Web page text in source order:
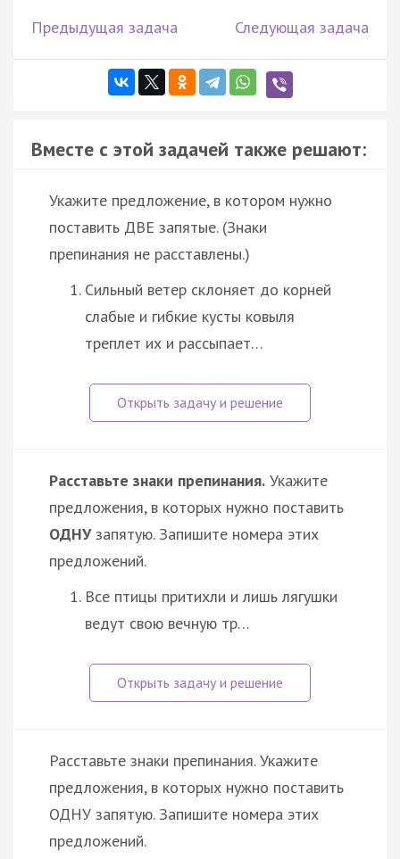
Предыдущая задача Следующая задача
Вместе с этой задачей также решают:
Укажите предложение, в котором нужно
поставить ДВЕ запятые. (Знаки
препинания не расставлены.)
Сильный ветер склоняет до корней
слабые и гибкие кусты ковыля
треплет их и рассыпает…
Расставьте знаки препинания. Укажите
предложения, в которых нужно поставить
ОДНУзапятую. Запишите номера этих
предложений.
Все птицы притихли и лишь лягушки
ведут свою вечную тр…
Расставьте знаки препинания. Укажите
предложения, в которых нужно поставить
ОДНУ запятую. Запишите номера этих
предложений.